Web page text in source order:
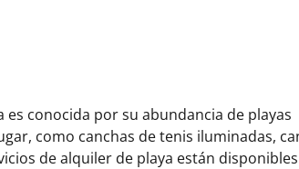
es conocida por su abundancia de playas
como canchas de tenis iluminadas,
de alquiler de playa están